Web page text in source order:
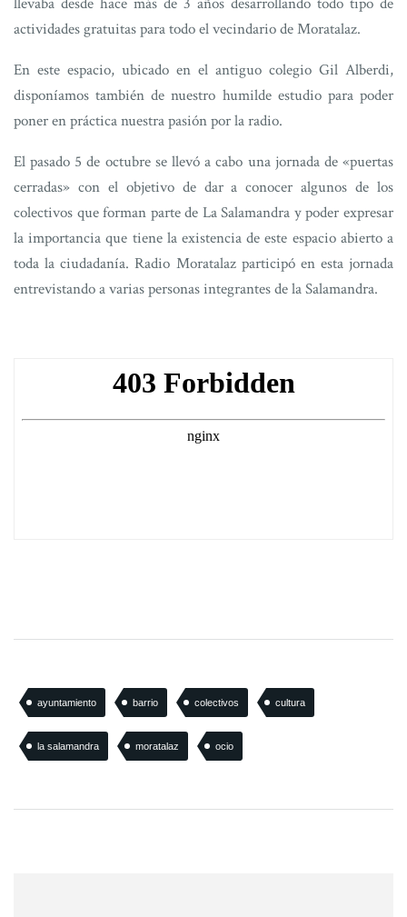
actividades gratuitas para todo el vecindario de Moratalaz.
En este espacio, ubicado en el antiguo colegio Gil Alberdi,
disponíamos también de nuestro humilde estudio para poder
poner en práctica nuestra pasión por la radio.
El pasado 5 de octubre se llevó a cabo una jornada de «puertas
cerradas» con el objetivo de dar a conocer algunos de los
colectivos que forman parte de La Salamandra y poder expresar
la importancia que tiene la existencia de este espacio abierto a
toda la ciudadanía. Radio Moratalaz participó en esta jornada
entrevistando a varias personas integrantes de la Salamandra.
ayuntamiento barrio colectivos cultura
la salamandra moratalaz ocio